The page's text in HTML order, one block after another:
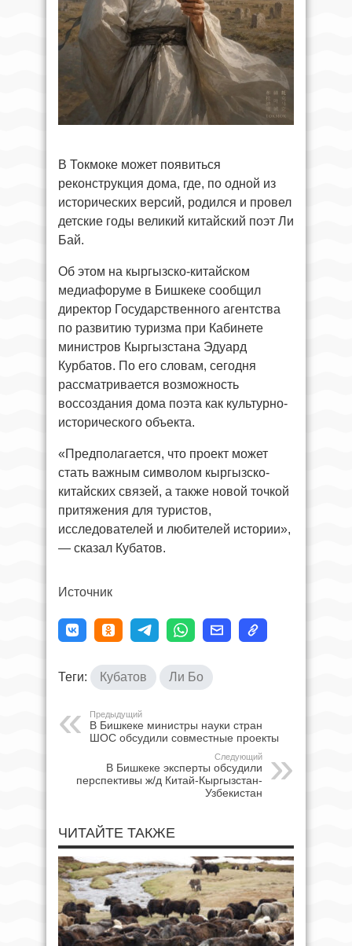
В Токмоке может появиться
реконструкция дома, где, по одной из
исторических версий, родился и провел
детские годы великий китайский поэт Ли
Бай.
Об этом на кыргызско-китайском
медиафоруме в Бишкеке сообщил
директор Государственного агентства
по развитию туризма при Кабинете
министров Кыргызстана Эдуард
Курбатов. По его словам, сегодня
рассматривается возможность
воссоздания дома поэта как культурно-
исторического объекта.
«Предполагается, что проект может
стать важным символом кыргызско-
китайских связей, а также новой точкой
притяжения для туристов,
исследователей и любителей истории»,
— сказал Кубатов.
Источник
Теги: Кубатов Ли Бо
Предыдущий
В Бишкеке министры науки стран
ШОС обсудили совместные проекты
Следующий
В Бишкеке эксперты обсудили
перспективы ж/д Китай-Кыргызстан-
Узбекистан
ЧИТАЙТЕ ТАКЖЕ